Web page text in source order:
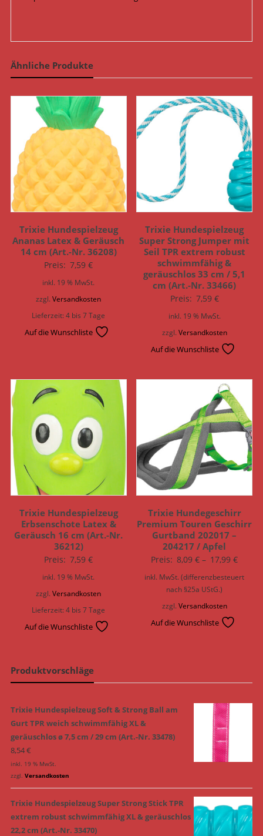
Ähnliche Produkte
Trixie Hundespielzeug
Ananas Latex & Geräusch
14 cm (Art.-Nr. 36208)
Preis: 7,59€
inkl. 19 % MwSt.
zzgl.Versandkosten
Lieferzeit:4 bis 7 Tage
Auf die Wunschliste
Trixie Hundespielzeug
Super Strong Jumper mit
Seil TPR extrem robust
schwimmfähig &
geräuschlos 33 cm / 5,1
cm (Art.-Nr. 33466)
Preis: 7,59 €
inkl. 19 % MwSt.
zzgl. Versandkosten
Auf die Wunschliste
Trixie Hundespielzeug
Erbsenschote Latex &
Geräusch 16 cm (Art.-Nr.
36212)
Preis: 7,59€
inkl. 19 % MwSt.
zzgl.Versandkosten
Lieferzeit:4 bis 7 Tage
Auf die Wunschliste
Trixie Hundegeschirr
Premium Touren Geschirr
Gurtband 202017 –
204217 / Apfel
Preis: 8,09€ – 17,99€
inkl. MwSt. (differenzbesteuert
nach §25a UStG.)
zzgl. Versandkosten
Auf die Wunschliste
Produktvorschläge
Trixie Hundespielzeug Soft & Strong Ball am
Gurt TPR weich schwimmfähig XL &
geräuschlos ø 7,5 cm / 29 cm (Art.-Nr. 33478)
8,54€
inkl. 19 % MwSt.
zzgl. Versandkosten
Trixie Hundespielzeug Super Strong Stick TPR
extrem robust schwimmfähig XL & geräuschlos
22,2 cm (Art.-Nr. 33470)